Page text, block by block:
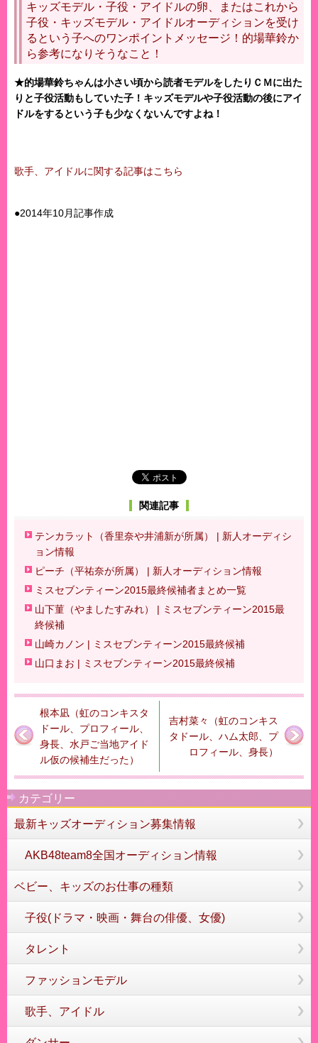
キッズモデル・子役・アイドルの卵、またはこれから
子役・キッズモデル・アイドルオーディションを受け
るという子へのワンポイントメッセージ！的場華鈴か
ら参考になりそうなこと！
★的場華鈴ちゃんは小さい頃から読者モデルをしたりＣＭに出た
りと子役活動もしていた子！キッズモデルや子役活動の後にアイ
ドルをするという子も少なくないんですよね！
歌手、アイドルに関する記事はこちら
●2014年10月記事作成
関連記事
テンカラット（香里奈や井浦新が所属） | 新人オーディシ
ョン情報
ピーチ（平祐奈が所属） | 新人オーディション情報
ミスセブンティーン2015最終候補者まとめ一覧
山下菫（やましたすみれ） | ミスセブンティーン2015最
終候補
山崎カノン | ミスセブンティーン2015最終候補
山口まお | ミスセブンティーン2015最終候補
根本凪（虹のコンキスタ
ドール、プロフィール、
身長、水戸ご当地アイド
ル仮の候補生だった）
吉村菜々（虹のコンキス
タドール、ハム太郎、プ
ロフィール、身長）
カテゴリー
最新キッズオーディション募集情報
AKB48team8全国オーディション情報
ベビー、キッズのお仕事の種類
子役(ドラマ・映画・舞台の俳優、女優)
タレント
ファッションモデル
歌手、アイドル